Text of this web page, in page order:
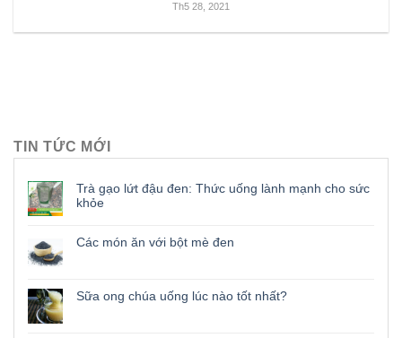
Th5 28, 2021
TIN TỨC MỚI
Trà gạo lứt đậu đen: Thức uống lành mạnh cho sức
khỏe
Các món ăn với bột mè đen
Sữa ong chúa uống lúc nào tốt nhất?